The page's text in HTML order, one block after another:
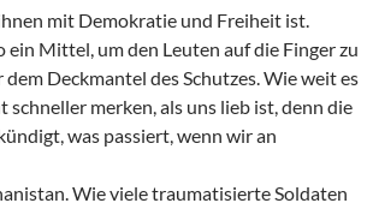
mit Demokratie und Freiheit ist.
Mittel, um den Leuten auf die Finger zu
Deckmantel des Schutzes. Wie weit es
merken, als uns lieb ist, denn die
was passiert, wenn wir an
Wie viele traumatisierte Soldaten